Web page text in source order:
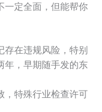
一定全面，但能帮你
在违规风险，特别
年，早期随手发的东
，特殊行业检查许可